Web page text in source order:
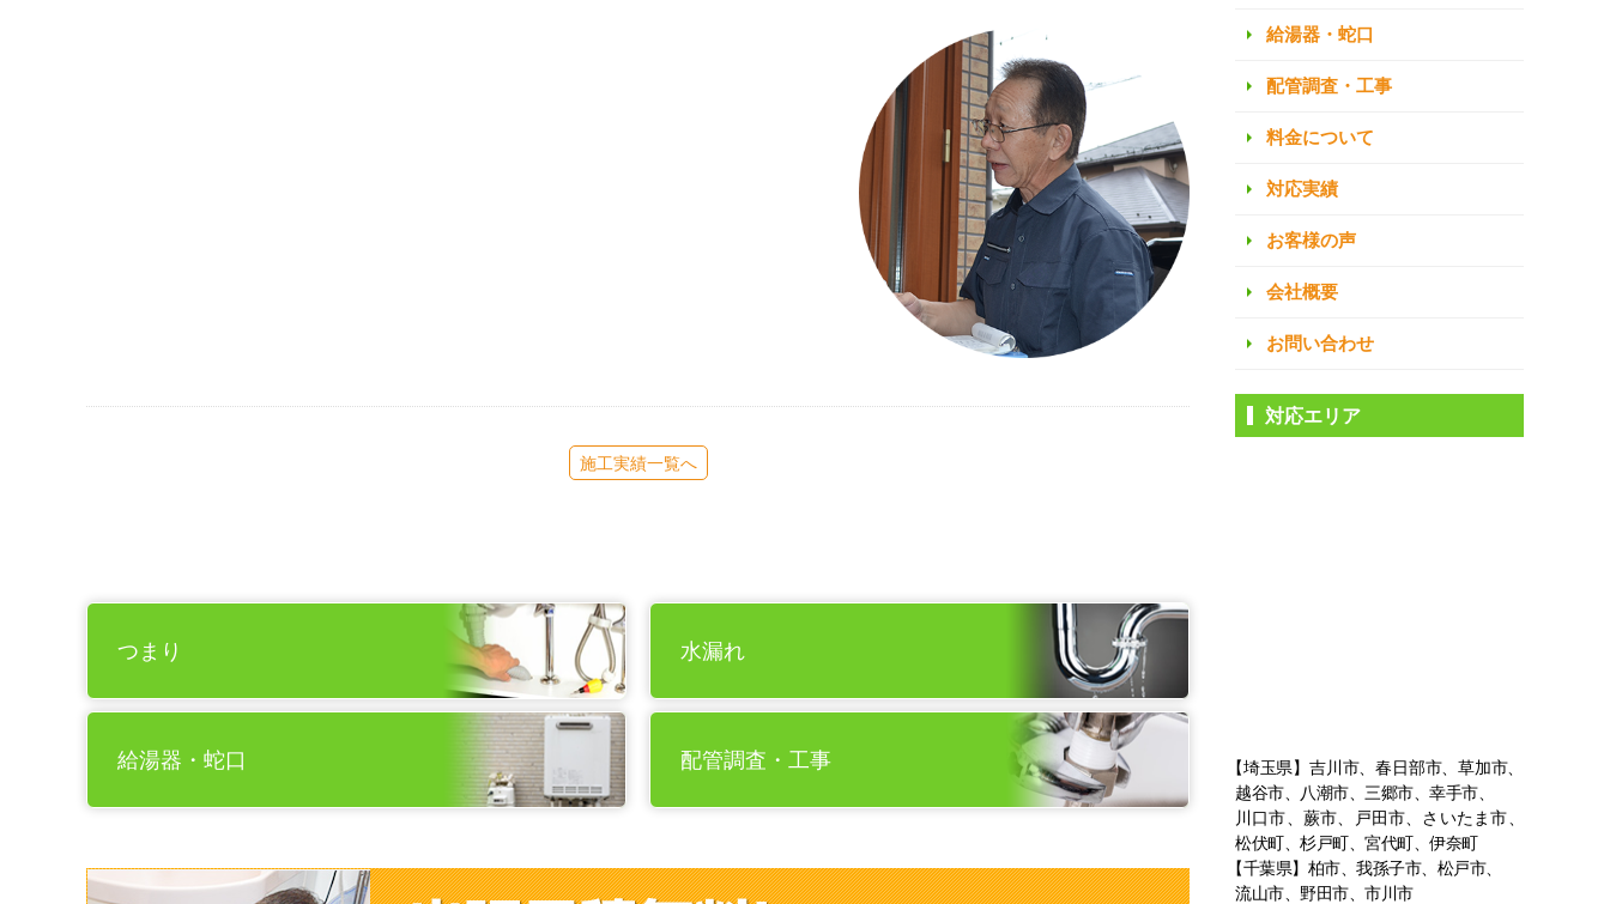
施工実績一覧へ
つまり 水漏れ
給湯器・蛇口 配管調査・工事
給湯器・蛇口
配管調査・工事
料金について
対応実績
お客様の声
会社概要
お問い合わせ
対応エリア
【埼玉県】吉川市、春日部市、草加市、
越谷市、八潮市、三郷市、幸手市、
川口市、蕨市、戸田市、さいたま市、
松伏町、杉戸町、宮代町、伊奈町
【千葉県】柏市、我孫子市、松戸市、
流山市、野田市、市川市